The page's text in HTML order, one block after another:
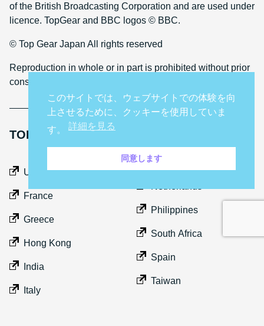
of the British Broadcasting Corporation and are used under
licence. TopGear and BBC logos © BBC.
© Top Gear Japan All rights reserved
Reproduction in whole or in part is prohibited without prior
consent
TOP GEAR INTERNATIONAL SITES
UK
France
Greece
Hong Kong
India
Italy
Middle East
Philippines
South Africa
Spain
Taiwan
このサイトでは、ウェブサイトでの体験を向
上させるために、クッキーを使用していま
す。 詳細を見る
同意します